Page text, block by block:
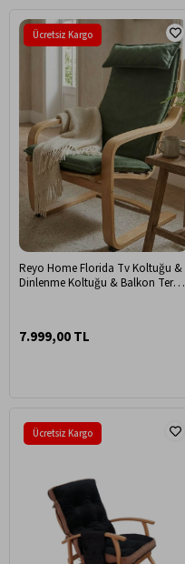
Reyo Home Florida Tv Koltuğu &
Dinlenme Koltuğu & Balkon Teras
7.999,00 TL
Ücretsiz Kargo
Ücretsiz Kargo